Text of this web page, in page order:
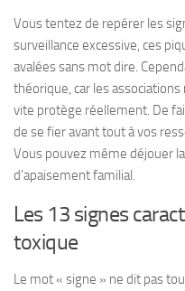
Vous tentez de repérer les
surveillance excessive, ces
avalées sans mot dire.
théorique, car les
vite protège réellement. De
de se fier avant tout à vos
Vous pouvez même déjouer
d’apaisement familial.
Les 13 signes
toxique
Le mot « signe » ne dit pas